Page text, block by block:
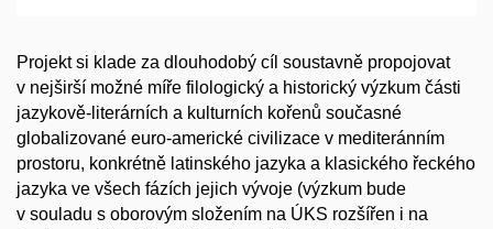
Projekt si klade za dlouhodobý cíl soustavně propojovat
v nejširší možné míře filologický a historický výzkum části
jazykově-literárních a kulturních kořenů současné
globalizované euro-americké civilizace v mediteránním
prostoru, konkrétně latinského jazyka a klasického řeckého
jazyka ve všech fázích jejich vývoje (výzkum bude
v souladu s oborovým složením na ÚKS rozšířen i na